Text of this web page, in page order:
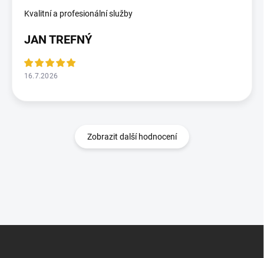
Kvalitní a profesionální služby
JAN TREFNÝ
16.7.2026
Zobrazit další hodnocení